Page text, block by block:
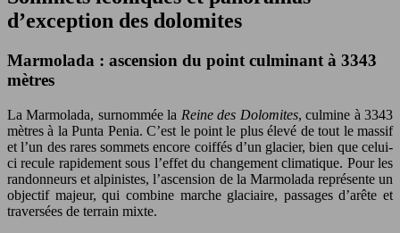
d’exception des dolomites
Marmolada : ascension du point culminant à 3343
mètres
La Marmolada, surnommée la Reine des Dolomites, culmine à 3343
mètres à la Punta Penia. C’est le point le plus élevé de tout le massif
et l’un des rares sommets encore coiffés d’un glacier, bien que celui-
ci recule rapidement sous l’effet du changement climatique. Pour les
randonneurs et alpinistes, l’ascension de la Marmolada représente un
objectif majeur, qui combine marche glaciaire, passages d’arête et
traversées de terrain mixte.